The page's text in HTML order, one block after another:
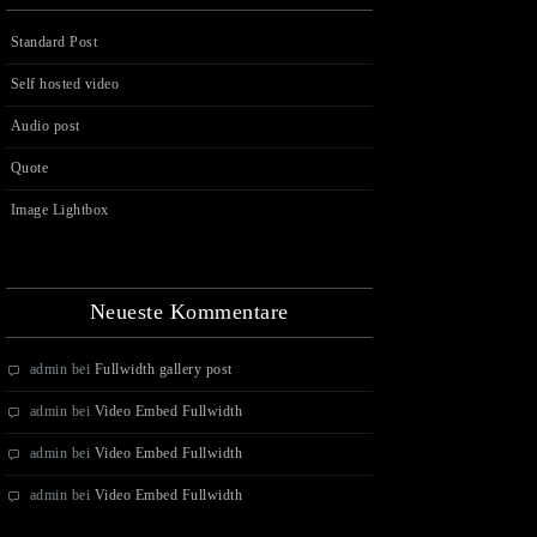
Standard Post
Self hosted video
Audio post
Quote
Image Lightbox
Neueste Kommentare
admin bei Fullwidth gallery post
admin bei Video Embed Fullwidth
admin bei Video Embed Fullwidth
admin bei Video Embed Fullwidth